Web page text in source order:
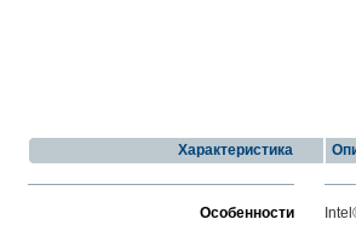
Характеристика
Особенности